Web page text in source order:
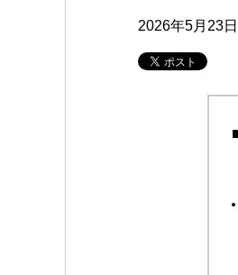
2026年5月23日